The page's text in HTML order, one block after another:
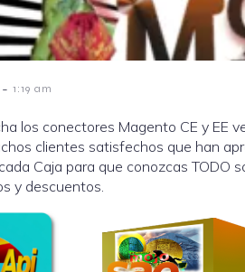
- 1:19 am
los conectores Magento CE y EE
clientes satisfechos que han
Caja para que conozcas
y descuentos.